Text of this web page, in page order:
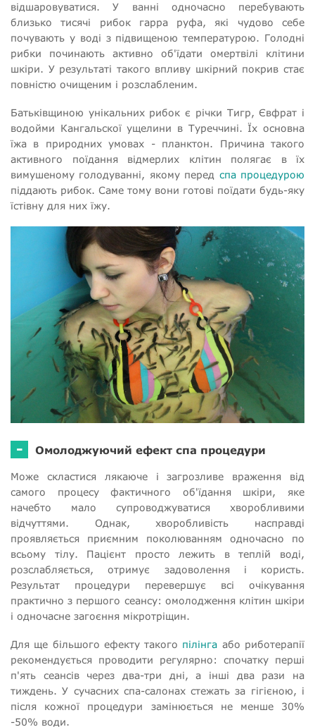
відшаровуватися. У ванні одночасно перебувають
близько тисячі рибок гарра руфа, які чудово себе
почувають у воді з підвищеною температурою. Голодні
рибки починають активно об'їдати омертвілі клітини
шкіри. У результаті такого впливу шкірний покрив стає
повністю очищеним і розслабленим.
Батьківщиною унікальних рибок є річки Тигр, Євфрат і
водойми Кангальскої ущелини в Туреччині. Їх основна
їжа в природних умовах - планктон. Причина такого
активного поїдання відмерлих клітин полягає в їх
вимушеному голодуванні, якому перед спа процедурою
піддають рибок. Саме тому вони готові поїдати будь-яку
їстівну для них їжу.
- Омолоджуючий ефект спа процедури
Може скластися лякаюче і загрозливе враження від
самого процесу фактичного об'їдання шкіри, яке
начебто мало супроводжуватися хворобливими
відчуттями. Однак, хворобливість насправді
проявляється приємним поколюванням одночасно по
всьому тілу. Пацієнт просто лежить в теплій воді,
розслабляється, отримує задоволення і користь.
Результат процедури перевершує всі очікування
практично з першого сеансу: омолодження клітин шкіри
і одночасне загоєння мікротріщин.
Для ще більшого ефекту такого пілінга або риботерапії
рекомендується проводити регулярно: спочатку перші
п'ять сеансів через два-три дні, а інші два рази на
тиждень. У сучасних спа-салонах стежать за гігієною, і
після кожної процедури замінюється не менше 30%
-50% води.